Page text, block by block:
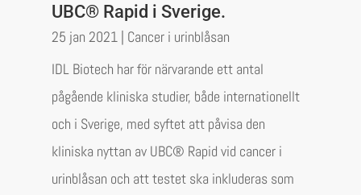
UBC® Rapid i Sverige.
25 jan 2021 | Cancer i urinblåsan
IDL Biotech har för närvarande ett antal
pågående kliniska studier, både internationellt
och i Sverige, med syftet att påvisa den
kliniska nyttan av UBC® Rapid vid cancer i
urinblåsan och att testet ska inkluderas som